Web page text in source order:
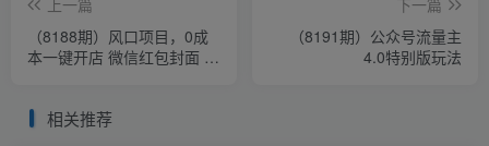
（8188期）风口项目，0成
本一键开店 微信红包封面 市
（8191期）公众号流量主
4.0特别版玩法
相关推荐